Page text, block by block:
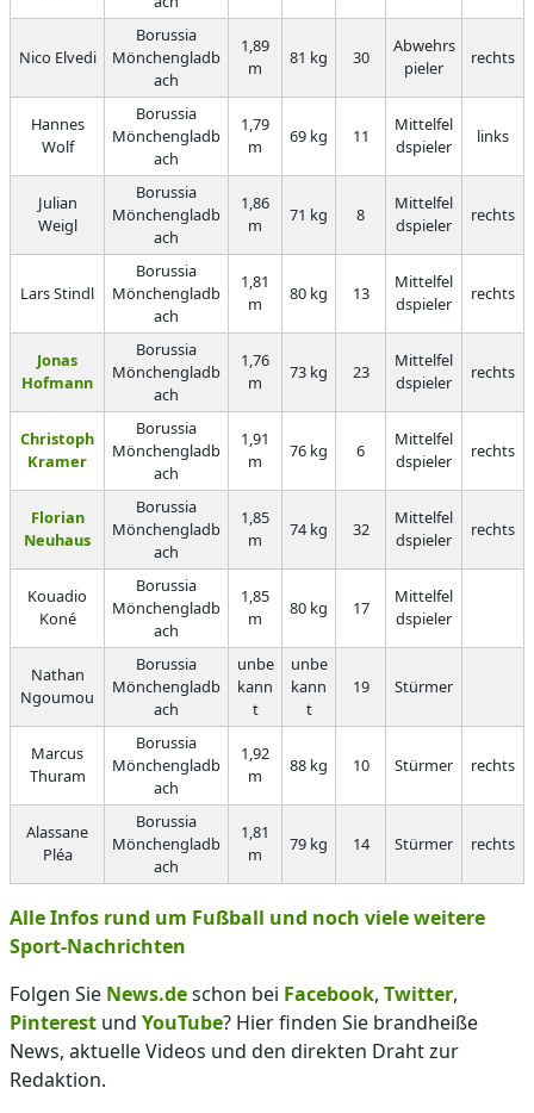
Nico Elvedi
Borussia
Mönchengladb
ach
1,89
m
81 kg 30
Abwehrs
pieler
rechts
Hannes
Wolf
Borussia
Mönchengladb
ach
1,79
m
69 kg 11
Mittelfel
dspieler
links
Julian
Weigl
Borussia
Mönchengladb
ach
1,86
m
71 kg 8
Mittelfel
dspieler
rechts
Lars Stindl
Borussia
Mönchengladb
ach
1,81
m
80 kg 13
Mittelfel
dspieler
rechts
Jonas
Hofmann
Borussia
Mönchengladb
ach
1,76
m
73 kg 23
Mittelfel
dspieler
rechts
Christoph
Kramer
Borussia
Mönchengladb
ach
1,91
m
76 kg 6
Mittelfel
dspieler
rechts
Florian
Neuhaus
Borussia
Mönchengladb
ach
1,85
m
74 kg 32
Mittelfel
dspieler
rechts
Kouadio
Koné
Borussia
Mönchengladb
ach
1,85
m
80 kg 17
Mittelfel
dspieler
Nathan
Ngoumou
Borussia
Mönchengladb
ach
unbe
kann
t
unbe
kann
t
19 Stürmer
Marcus
Thuram
Borussia
Mönchengladb
ach
1,92
m
88 kg 10 Stürmer rechts
Alassane
Pléa
Borussia
Mönchengladb
ach
1,81
m
79 kg 14 Stürmer rechts
Alle Infos rund um Fußball und noch viele weitere
Sport-Nachrichten
Folgen Sie News.deschon bei Facebook, Twitter,
Pinterest und YouTube? Hier finden Sie brandheiße
News, aktuelle Videos und den direkten Draht zur
Redaktion.